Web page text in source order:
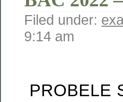
Filed under:
9:14 am
PROBELE